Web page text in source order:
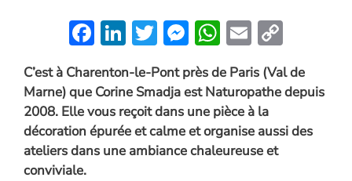
F
e
b
o
o
Li
n
k
e
dI
n
T
itt
er
M
es
se
n
g
er
W
h
at
s
A
p
E
m
ai
l
o
p
y
Li
C’est à Charenton-le-Pont près de Paris (Val de
Marne) que Corine Smadja est Naturopathe depuis
2008. Elle vous reçoit dans une pièce à la
décoration épurée et calme et organise aussi des
ateliers dans une ambiance chaleureuse et
conviviale.